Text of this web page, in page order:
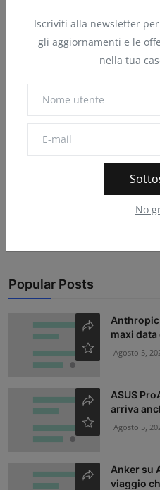
Iscriviti alla newsletter
gli aggiornamenti e le
nella tua
No
E-mail
Popular Posts
maxi data
Agosto 5,
ASUS
arriva
Agosto 5,
Anker su
viaggio